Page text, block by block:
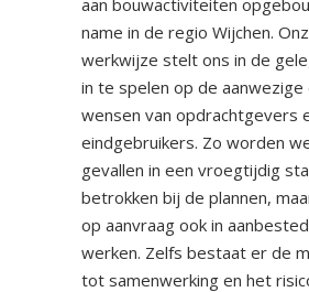
name in de regio Wijchen.
werkwijze stelt ons in de
in te spelen op de aanwezige
wensen van opdrachtgevers
eindgebruikers. Zo worden
gevallen in een vroegtijdig
betrokken bij de plannen,
op aanvraag ook in
werken. Zelfs bestaat er de
tot samenwerking en het